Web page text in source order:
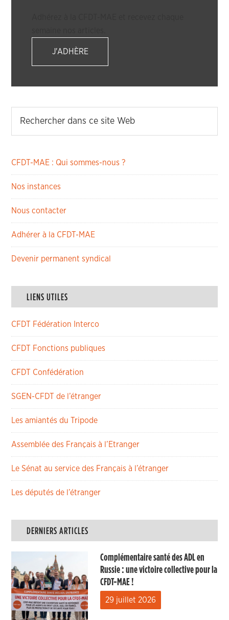
J'ADHÈRE
CFDT-MAE : Qui sommes-nous ?
Nos instances
Nous contacter
Adhérer à la CFDT-MAE
Devenir permanent syndical
LIENS UTILES
CFDT Fédération Interco
CFDT Fonctions publiques
CFDT Confédération
SGEN-CFDT de l’étranger
Les amiantés du Tripode
Assemblée des Français à l’Etranger
Le Sénat au service des Français à l’étranger
Les députés de l’étranger
DERNIERS ARTICLES
Complémentaire santé des ADL en
Russie : une victoire collective pour la
CFDT-MAE !
29 juillet 2026